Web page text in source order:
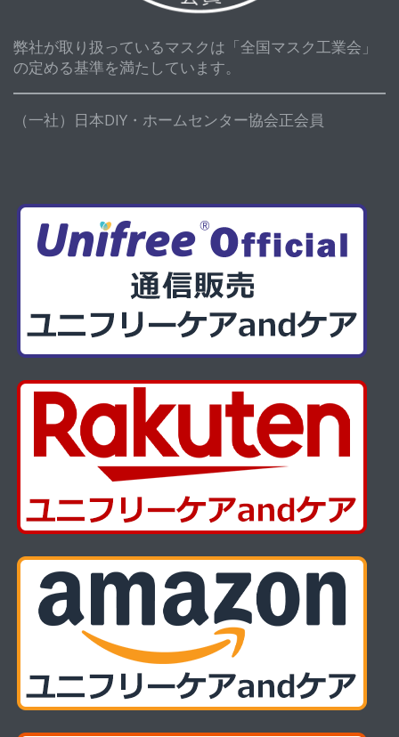
弊社が取り扱っているマスクは「全国マスク工業会」
の定める基準を満たしています。
（一社）日本DIY・ホームセンター協会正会員